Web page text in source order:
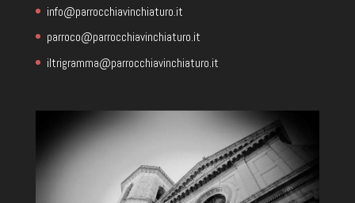
info@parrocchiavinchiaturo.it
parroco@parrocchiavinchiaturo.it
iltrigramma@parrocchiavinchiaturo.it